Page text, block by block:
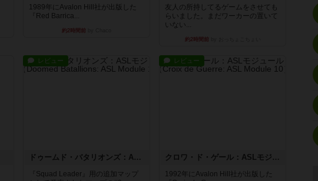
1989年にAvalon Hill社が出版した
『Red Barrica...
約2時間前
友人の所持してるゲームをさせても
らいました。まだワーカーの置いて
いない...
約2時間前
レビュー
ドゥームド・バタリオンズ：ASLモジュール11
『Squad Leader』用の追加マップ
レビュー
クロワ・ド・ゲール：ASLモジュール10
1992年にAvalon Hill社が出版した